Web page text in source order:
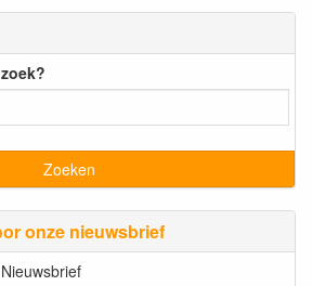
onze nieuwsbrief